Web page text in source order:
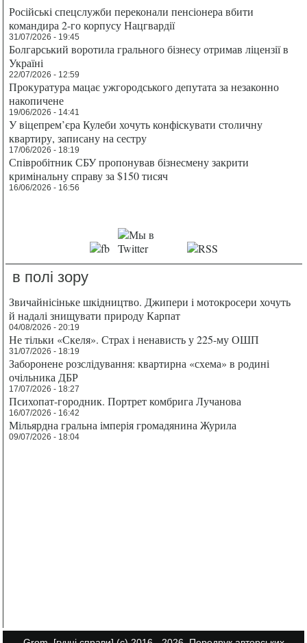
Російські спецслужби переконали пенсіонера вбити
командира 2-го корпусу Нацгвардії
31/07/2026 - 19:45
Болгарський воротила грального бізнесу отримав ліцензії в
Україні
22/07/2026 - 12:59
Прокуратура мацає ужгородського депутата за незаконно
накопичене
19/06/2026 - 14:41
У віцепрем’єра Кулеби хочуть конфіскувати столичну
квартиру, записану на сестру
17/06/2026 - 18:19
Співробітник СБУ пропонував бізнесмену закрити
кримінальну справу за $150 тисяч
16/06/2026 - 16:56
в полі зору
Звичайнісіньке шкідництво. Джипери і мотокросери хочуть
й надалі знищувати природу Карпат
04/08/2026 - 20:19
Не тільки «Скеля». Страх і ненависть у 225-му ОШП
31/07/2026 - 18:19
Заборонене розслідування: квартирна «схема» в родині
очільника ДБР
17/07/2026 - 18:27
Психопат-городник. Портрет комбрига Лучанова
16/07/2026 - 16:42
Мільярдна гральна імперія громадянина Журила
09/07/2026 - 18:04